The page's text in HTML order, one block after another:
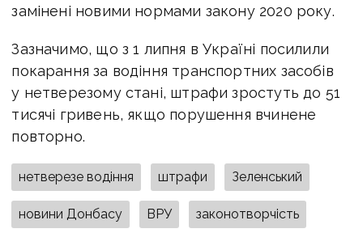
замінені новими нормами закону 2020 року.
Зазначимо, що з 1 липня в Україні посилили
покарання за водіння транспортних засобів
у нетверезому стані, штрафи зростуть до 51
тисячі гривень, якщо порушення вчинене
повторно.
нетверезе водіння штрафи Зеленський
новини Донбасу ВРУ законотворчість